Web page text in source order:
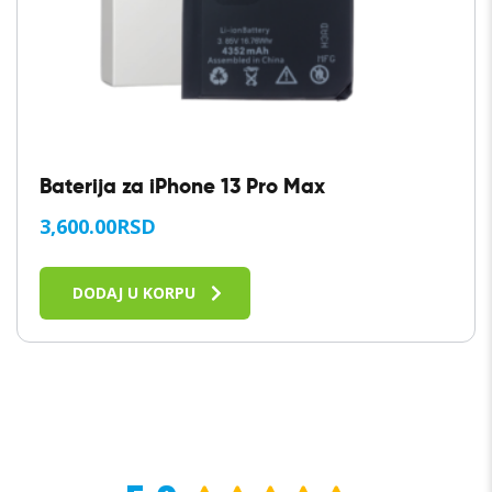
Baterija za iPhone 13 Pro Max
3,600.00RSD
DODAJ U KORPU